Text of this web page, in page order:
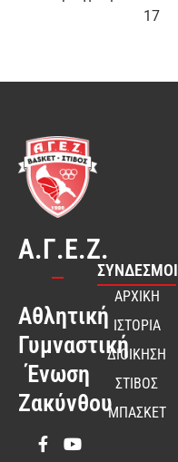
17
Α.Γ.Ε.Ζ.
Αθλητική
Γυμναστική
Ένωση
Ζακύνθου
ΣΎΝΔΕΣΜΟΙ
ΑΡΧΙΚΗ
ΙΣΤΟΡΙΑ
ΔΙΟΙΚΗΣΗ
ΣΤΙΒΟΣ
ΜΠΑΣΚΕΤ